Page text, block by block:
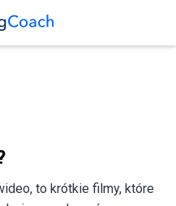
to krótkie filmy, które